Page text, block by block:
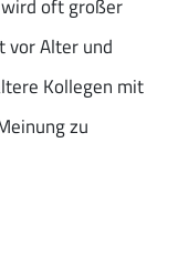
oft großer
vor Alter und
Kollegen mit
zu